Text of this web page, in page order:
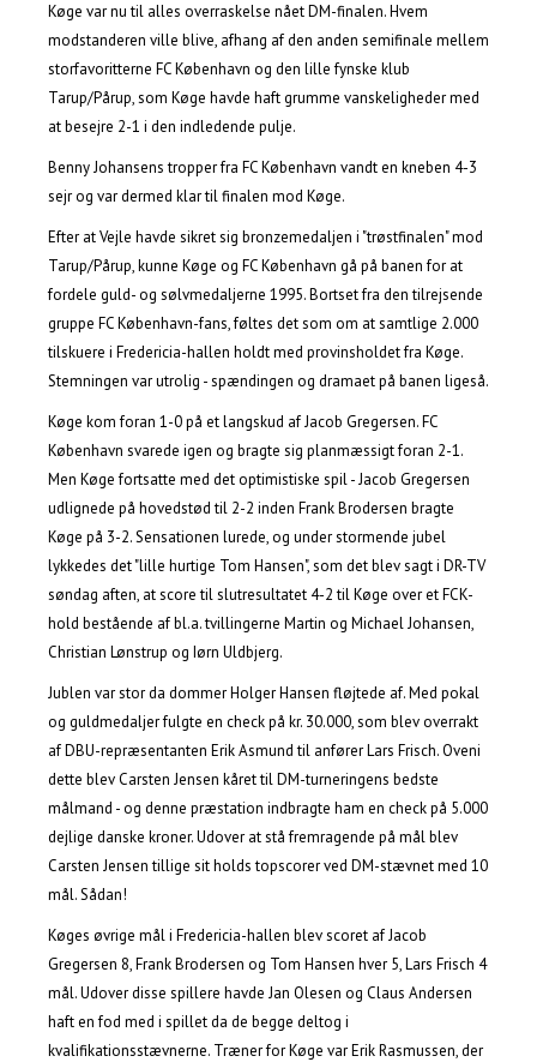
Køge var nu til alles overraskelse nået DM-finalen. Hvem
modstanderen ville blive, afhang af den anden semifinale mellem
storfavoritterne FC København og den lille fynske klub
Tarup/Pårup, som Køge havde haft grumme vanskeligheder med
at besejre 2-1 i den indledende pulje.
Benny Johansens tropper fra FC København vandt en kneben 4-3
sejr og var dermed klar til finalen mod Køge.
Efter at Vejle havde sikret sig bronzemedaljen i "trøstfinalen" mod
Tarup/Pårup, kunne Køge og FC København gå på banen for at
fordele guld- og sølvmedaljerne 1995. Bortset fra den tilrejsende
gruppe FC København-fans, føltes det som om at samtlige 2.000
tilskuere i Fredericia-hallen holdt med provinsholdet fra Køge.
Stemningen var utrolig - spændingen og dramaet på banen ligeså.
Køge kom foran 1-0 på et langskud af Jacob Gregersen. FC
København svarede igen og bragte sig planmæssigt foran 2-1.
Men Køge fortsatte med det optimistiske spil - Jacob Gregersen
udlignede på hovedstød til 2-2 inden Frank Brodersen bragte
Køge på 3-2. Sensationen lurede, og under stormende jubel
lykkedes det "lille hurtige Tom Hansen", som det blev sagt i DR-TV
søndag aften, at score til slutresultatet 4-2 til Køge over et FCK-
hold bestående af bl.a. tvillingerne Martin og Michael Johansen,
Christian Lønstrup og Iørn Uldbjerg.
Jublen var stor da dommer Holger Hansen fløjtede af. Med pokal
og guldmedaljer fulgte en check på kr. 30.000, som blev overrakt
af DBU-repræsentanten Erik Asmund til anfører Lars Frisch. Oveni
dette blev Carsten Jensen kåret til DM-turneringens bedste
målmand - og denne præstation indbragte ham en check på 5.000
dejlige danske kroner. Udover at stå fremragende på mål blev
Carsten Jensen tillige sit holds topscorer ved DM-stævnet med 10
mål. Sådan!
Køges øvrige mål i Fredericia-hallen blev scoret af Jacob
Gregersen 8, Frank Brodersen og Tom Hansen hver 5, Lars Frisch 4
mål. Udover disse spillere havde Jan Olesen og Claus Andersen
haft en fod med i spillet da de begge deltog i
kvalifikationsstævnerne. Træner for Køge var Erik Rasmussen, der